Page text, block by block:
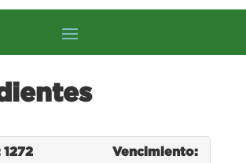
Vencimiento: